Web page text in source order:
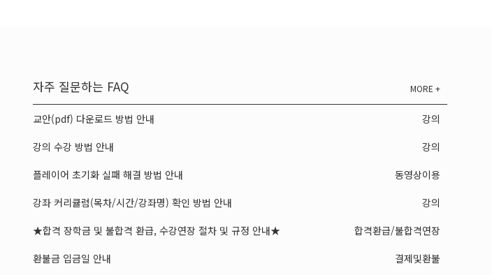
자주 질문하는 FAQ MORE +
교안(pdf) 다운로드 방법 안내
강의
강의 수강 방법 안내
강의
플레이어 초기화 실패 해결 방법 안내
동영상이용
강좌 커리큘럼(목차/시간/강좌명) 확인 방법 안내
강의
★합격 장학금 및 불합격 환급, 수강연장 절차 및 규정 안내★
합격환급/불합격연장
환불금 입금일 안내
결제및환불